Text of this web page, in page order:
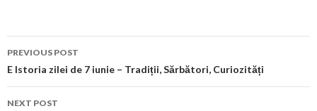
Post
navigation
PREVIOUS POST
E Istoria zilei de 7 iunie – Tradiții, Sărbători, Curiozități
NEXT POST